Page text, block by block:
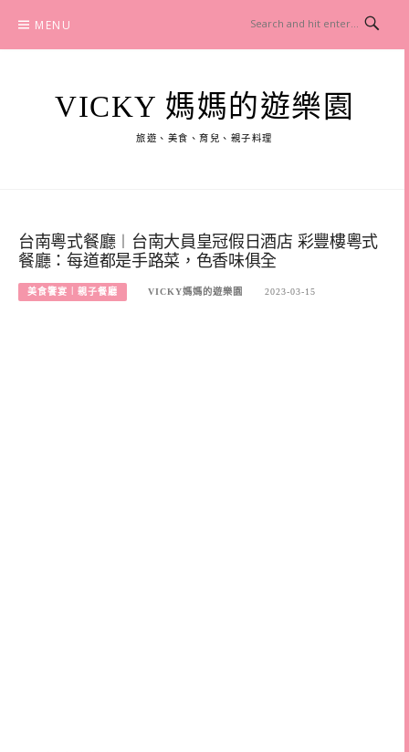
content
MENU
VICKY 媽媽的遊樂園
旅遊、美食、育兒、親子料理
台南粵式餐廳︱台南大員皇冠假日酒店 彩豐樓粵式
餐廳：每道都是手路菜，色香味俱全
美食饗宴︱親子餐廳 VICKY媽媽的遊樂園 2023-03-15